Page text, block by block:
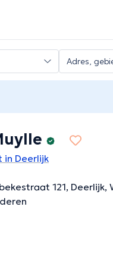
in Deerlijk
121, Deerlijk,